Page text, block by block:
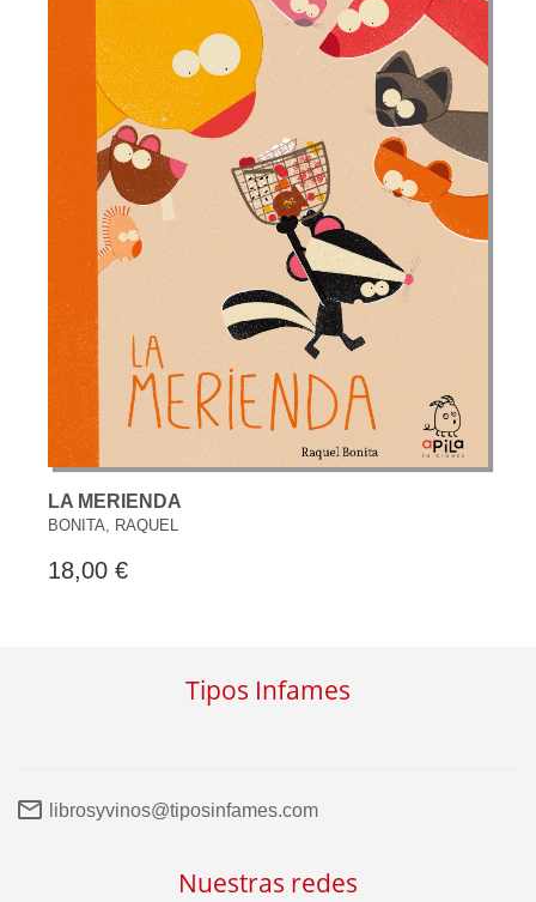
LA MERIENDA
BONITA, RAQUEL
18,00 €
Tipos Infames
librosyvinos@tiposinfames.com
Nuestras redes